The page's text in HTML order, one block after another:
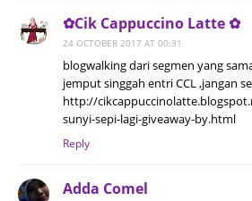
✿Cik Cappuccino Latte ✿
24 OCTOBER 2017 AT 00:31
blogwalking dari segmen yang
jemput singgah entri CCL ,jangan
http://
sunyi-sepi-lagi-giveaway-by.html
Reply
Adda Comel